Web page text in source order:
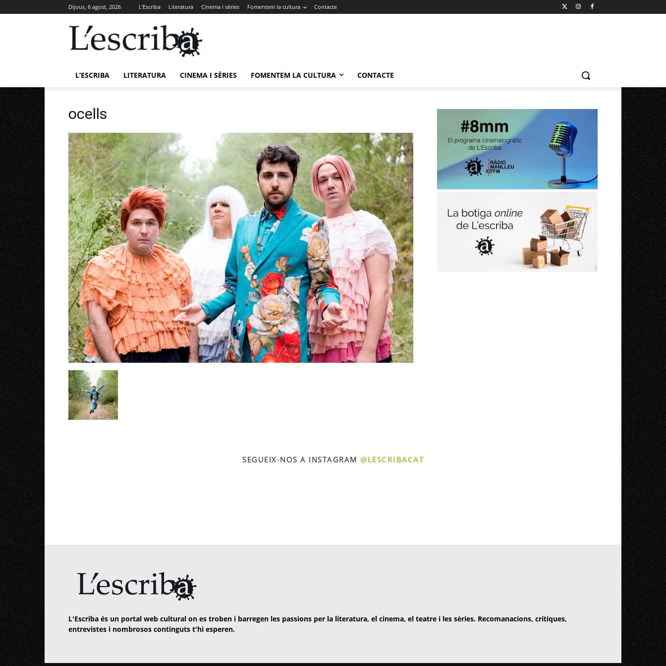
Dijous, 6 agost, 2026 L’Escriba Literatura Cinema i sèries Fomentem la cultura Contacte
L’ESCRIBA LITERATURA CINEMA I SÈRIES FOMENTEM LA CULTURA CONTACTE
ocells
SEGUEIX-NOS A INSTAGRAM @LESCRIBACAT
L'Escriba és un portal web cultural on es troben i barregen les passions per la literatura, el cinema, el teatre i les sèries. Recomanacions, crítiques,
entrevistes i nombrosos continguts t'hi esperen.